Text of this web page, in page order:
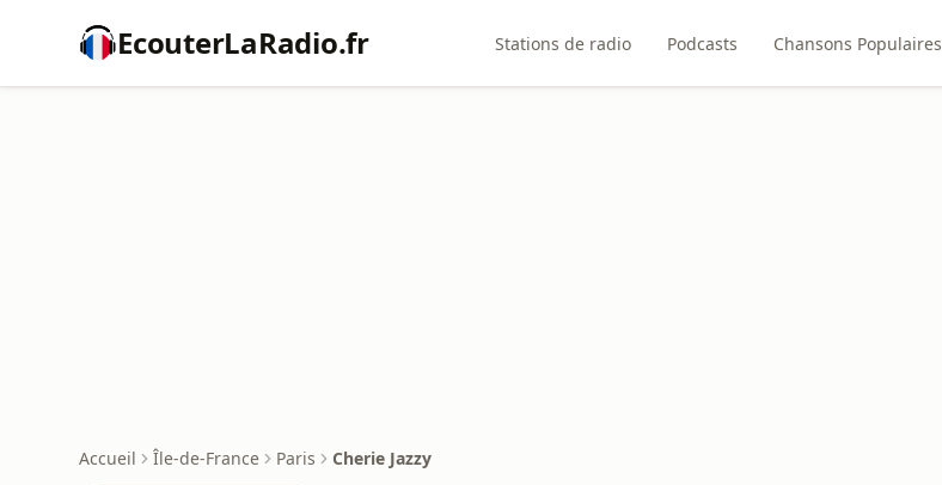
EcouterLaRadio.fr Stations de radio Podcasts Chansons Populaires
Accueil Île-de-France Paris Cherie Jazzy